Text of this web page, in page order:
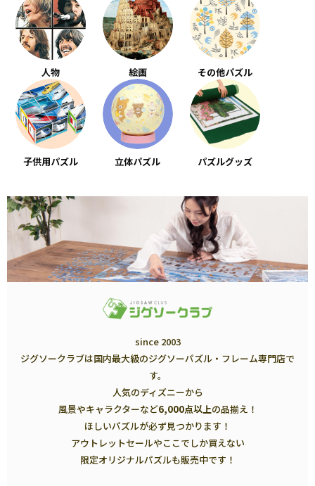
人物 絵画 その他パズル
子供用パズル 立体パズル パズルグッズ
since 2003
ジグソークラブは国内最大級のジグソーパズル・フレーム専門店で
す。
人気のディズニーから
風景やキャラクターなど6,000点以上の品揃え！
ほしいパズルが必ず見つかります！
アウトレットセールやここでしか買えない
限定オリジナルパズルも販売中です！